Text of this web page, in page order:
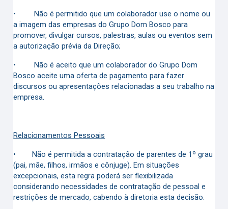
•Não é permitido que um colaborador use o nome ou
a imagem das empresas do Grupo Dom Bosco para
promover, divulgar cursos, palestras, aulas ou eventos sem
a autorização prévia da Direção;
•Não é aceito que um colaborador do Grupo Dom
Bosco aceite uma oferta de pagamento para fazer
discursos ou apresentações relacionadas a seu trabalho na
empresa.
Relacionamentos Pessoais
•Não é permitida a contratação de parentes de 1º grau
(pai, mãe, filhos, irmãos e cônjuge). Em situações
excepcionais, esta regra poderá ser flexibilizada
considerando necessidades de contratação de pessoal e
restrições de mercado, cabendo à diretoria esta decisão.